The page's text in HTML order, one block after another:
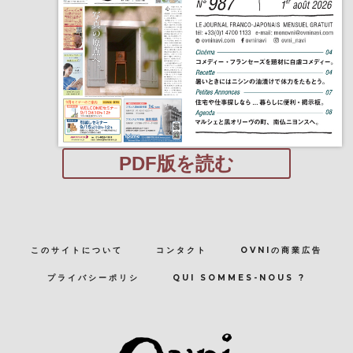
PDF版を読む
このサイトについて コンタクト OVNIの商業広告
プライバシーポリシ QUI SOMMES-NOUS ?